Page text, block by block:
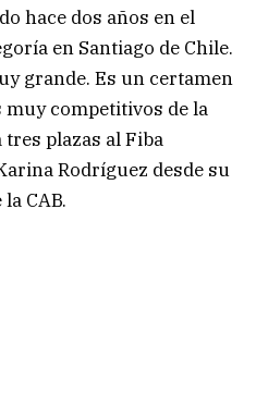
hace dos años en el
en Santiago de Chile.
grande. Es un certamen
competitivos de la
plazas al Fiba
Rodríguez desde su
CAB.